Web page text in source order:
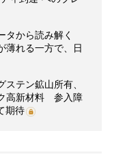
タから読み解く
薄れる一方で、日
ステン鉱山所有、
高新材料 参入障
期待